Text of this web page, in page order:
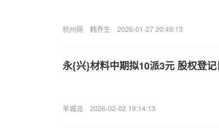
杭州网 韩乔生 2026-01-27 20:49:13
永{兴}材料中期拟10派3元 股权登
羊城派 2026-02-02 19:14:13